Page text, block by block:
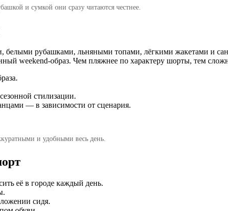
и сумкой они сразу читаются честнее.
рубашками, льняными топами, лёгкими жакетами и
weekend-образ. Чем пляжнее по характеру шорты, тем
стилизации.
— в зависимости от сценария.
и удобными весь день.
её в городе каждый день.
сидя.